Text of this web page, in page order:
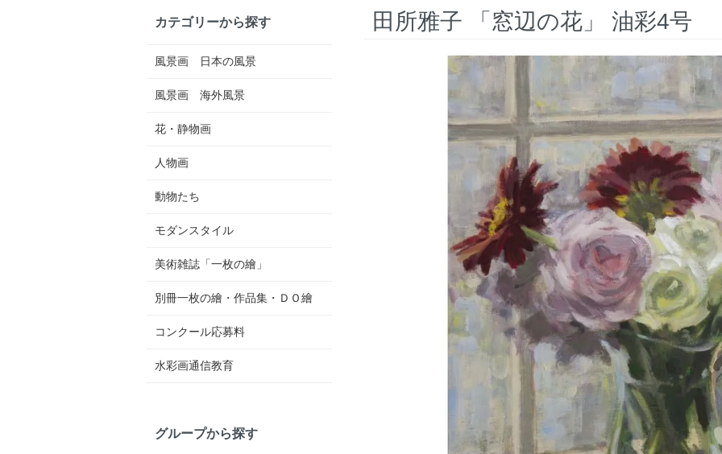
田所雅子 「窓辺の花」 油彩4号
カテゴリーから探す
風景画 日本の風景
風景画 海外風景
花・静物画
人物画
動物たち
モダンスタイル
美術雑誌「一枚の繪」
別冊一枚の繪・作品集・ＤＯ繪
コンクール応募料
水彩画通信教育
グループから探す